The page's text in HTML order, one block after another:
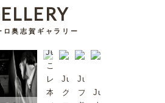
ロ奥志賀ギャラリー
Jul/2023
これは超
レア。日
本では珍
Jul/2023
グリーンタ
Jul/2023
プラムもJul/2023